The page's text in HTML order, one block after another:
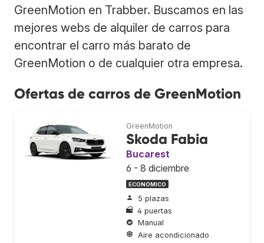
GreenMotion en Trabber. Buscamos en las
mejores webs de alquiler de carros para
encontrar el carro más barato de
GreenMotion o de cualquier otra empresa.
Ofertas de carros de GreenMotion
GreenMotion
Skoda Fabia
Bucarest
6 - 8 diciembre
ECONÓMICO
5 plazas
4 puertas
Manual
Aire acondicionado